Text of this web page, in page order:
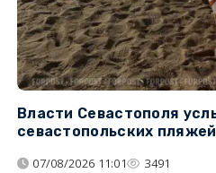
Власти Севастополя
севастопольских пляжей
07/08/2026 11:01 3491